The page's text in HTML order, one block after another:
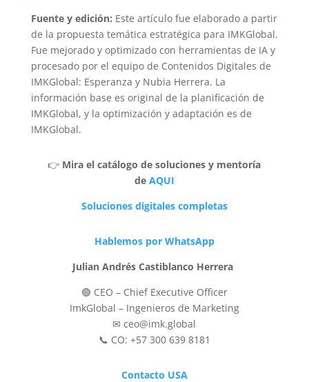
Fuente y edición: Este artículo fue elaborado a partir
de la propuesta temática estratégica para IMKGlobal.
Fue mejorado y optimizado con herramientas de IA y
procesado por el equipo de Contenidos Digitales de
IMKGlobal: Esperanza y Nubia Herrera. La
información base es original de la planificación de
IMKGlobal, y la optimización y adaptación es de
IMKGlobal.
👉 Mira el catálogo de soluciones y mentoría
de AQUI
Soluciones digitales completas
Hablemos por WhatsApp
Julian Andrés Castiblanco Herrera
🟢 CEO – Chief Executive Officer
ImkGlobal – Ingenieros de Marketing
✉ ceo@imk.global
📞 CO: +57 300 639 8181
Contacto USA